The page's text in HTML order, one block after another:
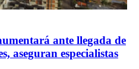
ante llegada de
aseguran especialistas